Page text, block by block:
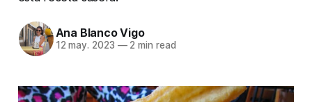
Ana Blanco Vigo
12 may. 2023 —2 min read